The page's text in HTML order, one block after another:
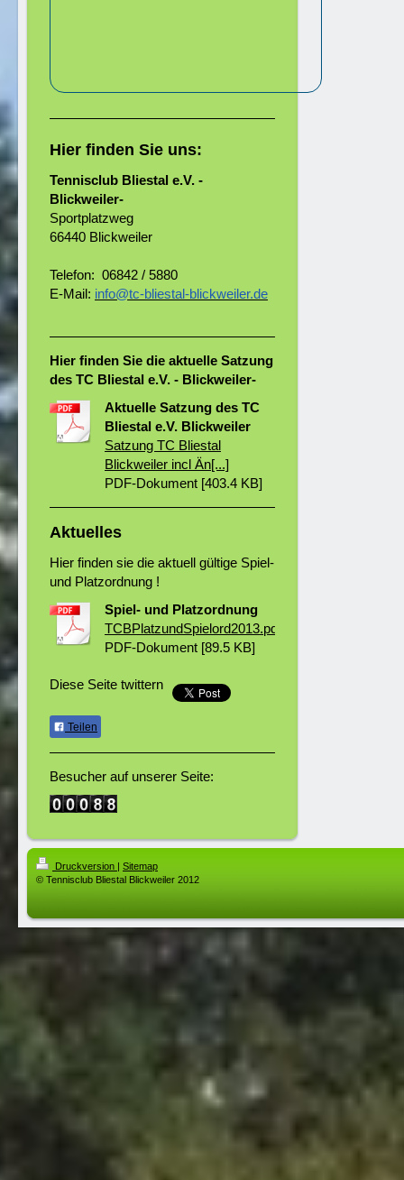
Hier finden Sie uns:
Tennisclub Bliestal e.V. -
Blickweiler-
Sportplatzweg
66440 Blickweiler
Telefon: 06842 / 5880
E-Mail: info@tc-bliestal-blickweiler.de
Hier finden Sie die aktuelle Satzung
des TC Bliestal e.V. - Blickweiler-
Aktuelle Satzung des TC
Bliestal e.V. Blickweiler
Satzung TC Bliestal
Blickweiler incl Än[...]
PDF-Dokument [403.4 KB]
Aktuelles
Hier finden sie die aktuell gültige Spiel-
und Platzordnung !
Spiel- und Platzordnung
TCBPlatzundSpielord2013.pdf
PDF-Dokument [89.5 KB]
Diese Seite twittern
Teilen
Besucher auf unserer Seite:
Druckversion
Sitemap
© Tennisclub Bliestal Blickweiler 2012